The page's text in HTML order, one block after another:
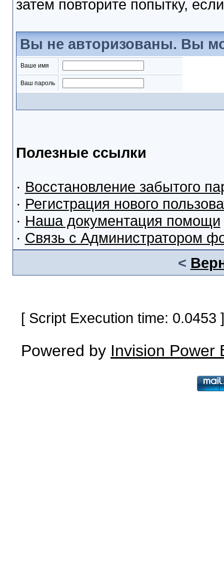
затем повторите попытку,
Вы не авторизованы. Вы
Ваше имя
Ваш пароль
Полезные ссылки
· Восстановление забытого
· Регистрация нового
· Наша документация помощи
· Связь с Администратором
<
[ Script Execution time:
Powered by Invision Power